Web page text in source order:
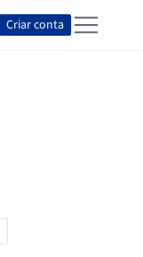
Criar conta